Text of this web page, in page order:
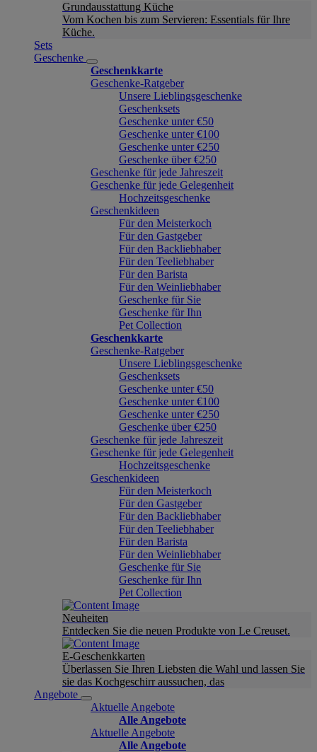
Grundausstattung Küche
Vom Kochen bis zum Servieren: Essentials für Ihre
Küche.
Sets
Geschenke
Geschenkkarte
Geschenke-Ratgeber
Unsere Lieblingsgeschenke
Geschenksets
Geschenke unter €50
Geschenke unter €100
Geschenke unter €250
Geschenke über €250
Geschenke für jede Jahreszeit
Geschenke für jede Gelegenheit
Hochzeitsgeschenke
Geschenkideen
Für den Meisterkoch
Für den Gastgeber
Für den Backliebhaber
Für den Teeliebhaber
Für den Barista
Für den Weinliebhaber
Geschenke für Sie
Geschenke für Ihn
Pet Collection
Geschenkkarte
Geschenke-Ratgeber
Unsere Lieblingsgeschenke
Geschenksets
Geschenke unter €50
Geschenke unter €100
Geschenke unter €250
Geschenke über €250
Geschenke für jede Jahreszeit
Geschenke für jede Gelegenheit
Hochzeitsgeschenke
Geschenkideen
Für den Meisterkoch
Für den Gastgeber
Für den Backliebhaber
Für den Teeliebhaber
Für den Barista
Für den Weinliebhaber
Geschenke für Sie
Geschenke für Ihn
Pet Collection
Neuheiten
Entdecken Sie die neuen Produkte von Le Creuset.
E-Geschenkkarten
Überlassen Sie Ihren Liebsten die Wahl und lassen Sie
sie das Kochgeschirr aussuchen, das
Angebote
Aktuelle Angebote
Alle Angebote
Aktuelle Angebote
Alle Angebote